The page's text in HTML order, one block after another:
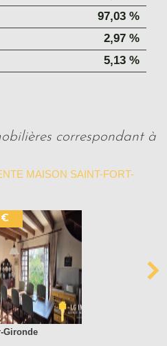
97,03 %
2,97 %
5,13 %
MAISON SAINT-FORT-
€
Gironde